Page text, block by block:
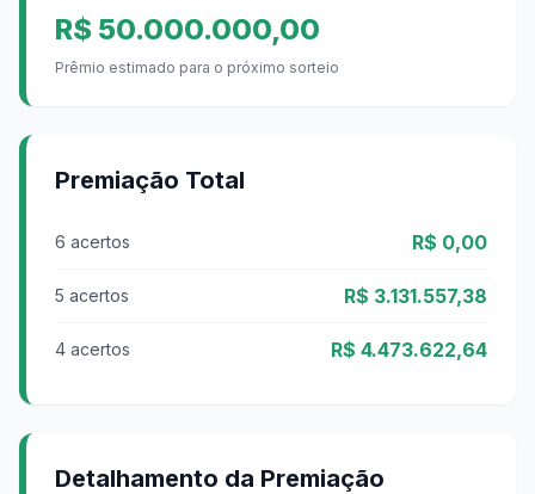
R$ 50.000.000,00
Prêmio estimado para o próximo sorteio
Premiação Total
6 acertos R$ 0,00
5 acertos R$ 3.131.557,38
4 acertos R$ 4.473.622,64
Detalhamento da Premiação